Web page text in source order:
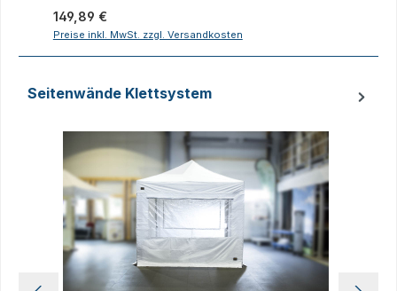
Regulärer Preis:
149,89 €
Preise inkl. MwSt. zzgl. Versandkosten
Seitenwände Klettsystem